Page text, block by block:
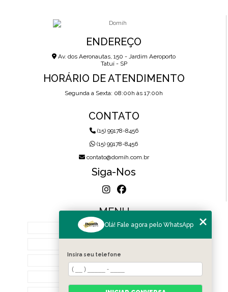
ENDEREÇO
Av. dos Aeronautas, 150 - Jardim Aeroporto
Tatuí - SP
HORÁRIO DE ATENDIMENTO
Segunda a Sexta: 08:00h às 17:00h
CONTATO
(15) 99178-8456
(15) 99178-8456
contato@domih.com.br
Siga-Nos
MENU
HOME
PRODUTOS
BLOG
Olá! Fale agora pelo WhatsApp
Insira seu telefone